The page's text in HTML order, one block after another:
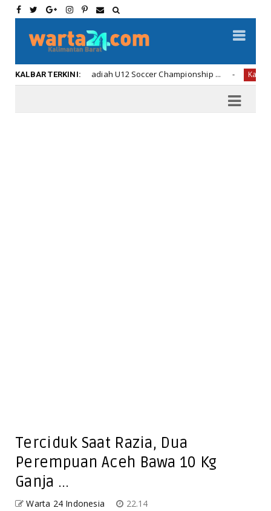
KALBAR TERKINI:
Hadiah U12 Soccer Championship ... Kalbar Di
Terciduk Saat Razia, Dua
Perempuan Aceh Bawa 10 Kg
Ganja ...
Warta 24 Indonesia 22.14